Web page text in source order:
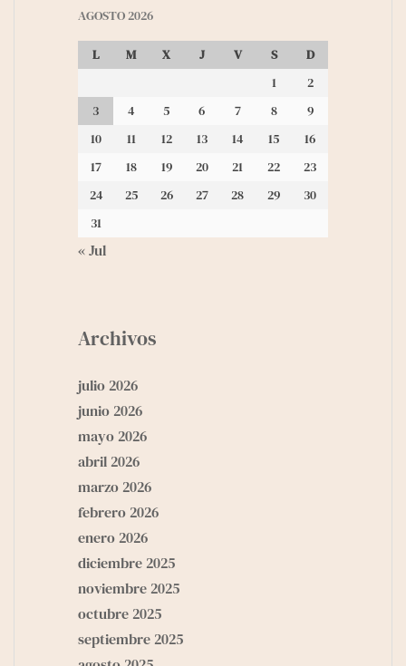
AGOSTO 2026
L M X J V S
D
1
2
3
4 5 6 7 8
9
10
11 12 13 14 15
16
17
18 19 20 21 22
23
24
25 26 27 28 29
30
31
« Jul
Archivos
julio 2026
junio 2026
mayo 2026
abril 2026
marzo 2026
febrero 2026
enero 2026
diciembre 2025
noviembre 2025
octubre 2025
septiembre 2025